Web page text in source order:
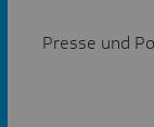
Presse und